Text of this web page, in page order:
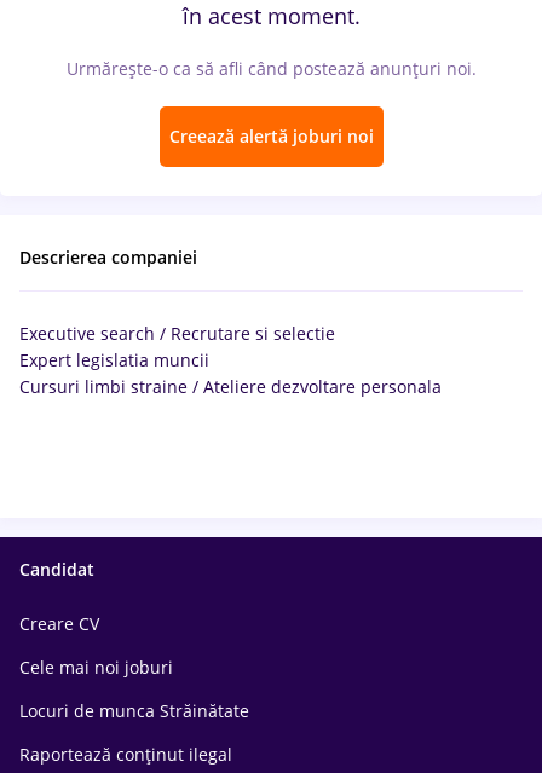
în acest moment.
Urmărește-o ca să afli când postează anunțuri noi.
Creează alertă joburi noi
Descrierea companiei
Executive search / Recrutare si selectie
Expert legislatia muncii
Cursuri limbi straine / Ateliere dezvoltare personala
Candidat
Creare CV
Cele mai noi joburi
Locuri de munca Străinătate
Raportează conținut ilegal